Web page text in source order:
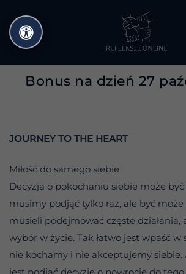
do
treści
Bonus na dzień 27
JOURNEY TO THE HEART
Miłość do samego siebie
Decyzja o pokochaniu siebie może
musimy podjąć tylko raz, ale być
musieli podejmować częste działania,
wybór w życie. Tak łatwo jest wpaść
nie kochamy i nie akceptujemy siebie.